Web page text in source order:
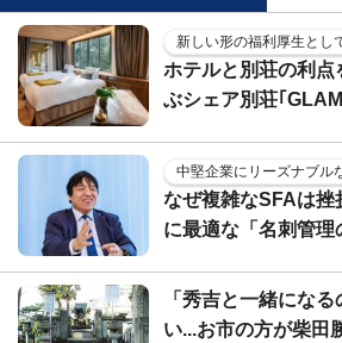
新しい形の福利厚生とし
ホテルと別荘の利
ぶシェア別荘｢
中堅企業にリーズナブル
なぜ複雑なSFAは挫
に最適な「名刺管
「秀吉と一緒にな
い...お市の方が柴田